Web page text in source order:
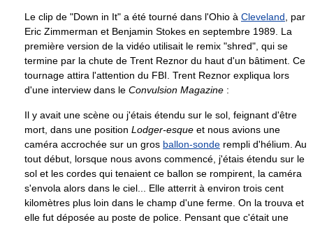
Le clip de "Down in It" a été tourné dans l'Ohio à Cleveland , par
Eric Zimmerman et Benjamin Stokes en septembre 1989. La
première version de la vidéo utilisait le remix "shred", qui se
termine par la chute de Trent Reznor du haut d'un bâtiment. Ce
tournage attira l'attention du FBI. Trent Reznor expliqua lors
d'une interview dans le Convulsion Magazine :
Il y avait une scène ou j'étais étendu sur le sol, feignant d'être
mort, dans une position Lodger-esque et nous avions une
caméra accrochée sur un gros ballon-sonde rempli d'hélium. Au
tout début, lorsque nous avons commencé, j'étais étendu sur le
sol et les cordes qui tenaient ce ballon se rompirent, la caméra
s'envola alors dans le ciel... Elle atterrit à environ trois cent
kilomètres plus loin dans le champ d'une ferme. On la trouva et
elle fut déposée au poste de police. Pensant que c'était une